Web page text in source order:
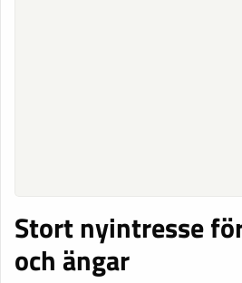
Stort nyintresse
och ängar